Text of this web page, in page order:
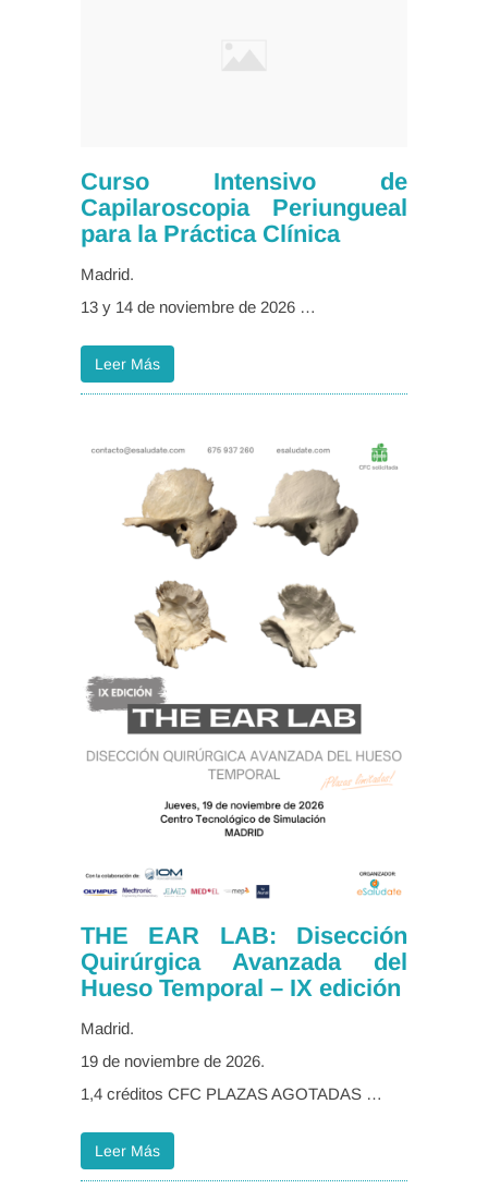
Curso Intensivo de
Capilaroscopia Periungueal
para la Práctica Clínica
Madrid.
13 y 14 de noviembre de 2026 …
Leer Más
THE EAR LAB: Disección
Quirúrgica Avanzada del
Hueso Temporal – IX edición
Madrid.
19 de noviembre de 2026.
1,4 créditos CFC PLAZAS AGOTADAS …
Leer Más